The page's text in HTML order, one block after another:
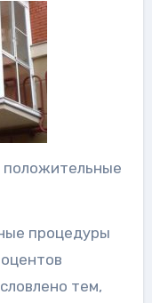
положительные
процедуры
тем,